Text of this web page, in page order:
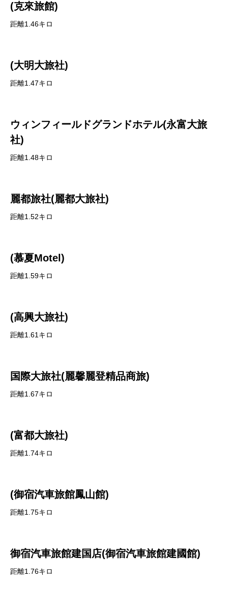
(克來旅館)
距離1.46キロ
(大明大旅社)
距離1.47キロ
ウィンフィールドグランドホテル(永富大旅
社)
距離1.48キロ
麗都旅社(麗都大旅社)
距離1.52キロ
(慕夏Motel)
距離1.59キロ
(高興大旅社)
距離1.61キロ
国際大旅社(麗馨麗登精品商旅)
距離1.67キロ
(富都大旅社)
距離1.74キロ
(御宿汽車旅館鳳山館)
距離1.75キロ
御宿汽車旅館建国店(御宿汽車旅館建國館)
距離1.76キロ